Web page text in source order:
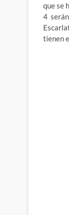
que se
4
tienen